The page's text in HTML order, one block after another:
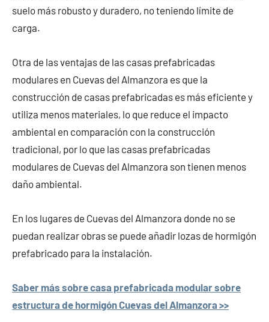
suelo más robusto y duradero, no teniendo límite de
carga.
Otra de las ventajas de las casas prefabricadas
modulares en Cuevas del Almanzora es que la
construcción de casas prefabricadas es más eficiente y
utiliza menos materiales, lo que reduce el impacto
ambiental en comparación con la construcción
tradicional, por lo que las casas prefabricadas
modulares de Cuevas del Almanzora son tienen menos
daño ambiental.
En los lugares de Cuevas del Almanzora donde no se
puedan realizar obras se puede añadir lozas de hormigón
prefabricado para la instalación.
Saber más sobre casa prefabricada modular sobre
estructura de hormigón Cuevas del Almanzora >>